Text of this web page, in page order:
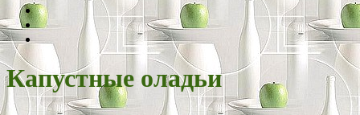
Капустные оладьи